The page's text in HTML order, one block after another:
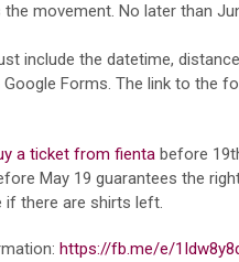
movement. No later than
include the datetime,
Forms. The link to the
a ticket from fienta before
May 19 guarantees the
if there are shirts left.
https://fb.me/e/